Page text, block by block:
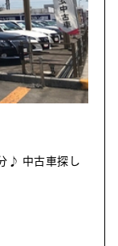
♪ 中古車探し